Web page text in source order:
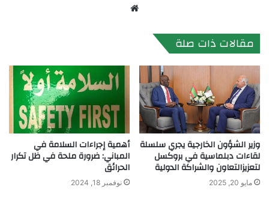
مقالات ذات صلة
وزير الشؤون الخارجية يجري سلسلة
لقاءات دبلماسية في بروكسل
لتعزيزالتعاون والشراكة الدولية
مايو 20, 2025
أهمية إجراءات السلامة في
المباني: ضرورة ملحة في ظل تكرار
الحرائق
نوفمبر 18, 2024